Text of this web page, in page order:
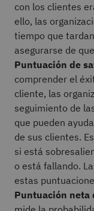
con los clientes
ello, las
tiempo que
asegurarse de
Puntuación de
comprender el
cliente, las
seguimiento de
que pueden
de sus clientes.
si está
o está fallando.
estas
Puntuación neta